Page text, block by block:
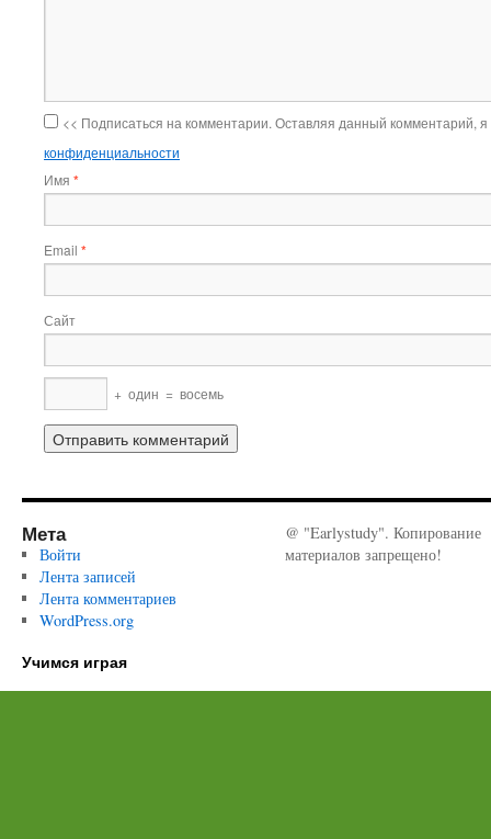
<< Подписаться на комментарии. Оставляя данный комментарий,
конфиденциальности
Имя *
Email *
Сайт
+ один = восемь
Мета
Войти
Лента записей
Лента комментариев
WordPress.org
@ "Earlystudy". Копирование
материалов запрещено!
Учимся играя